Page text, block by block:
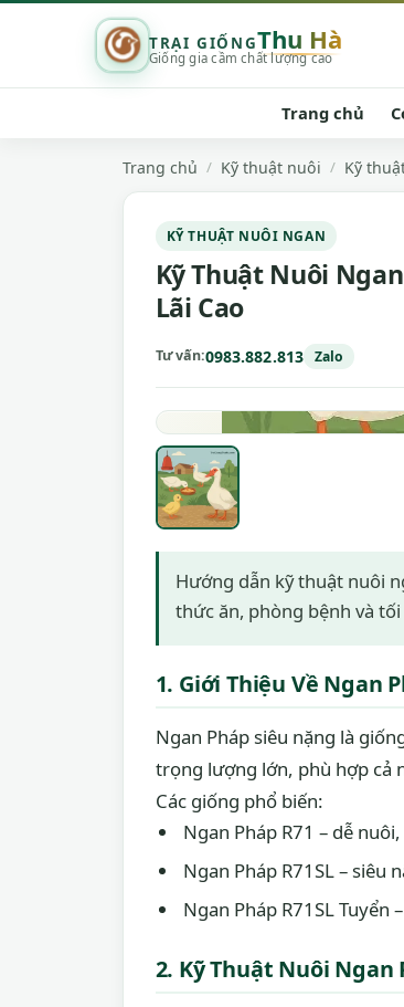
TRẠI GIỐNGThu Hà
Giống gia cầm chất lượng cao
Trang chủ
Trang chủ Kỹ thuật nuôi Kỹ
KỸ THUẬT NUÔI NGAN
Kỹ Thuật Nuôi
Lãi Cao
Tư vấn 0983.882.813 Zalo
Hướng dẫn kỹ thuật nuôi
thức ăn, phòng bệnh và
1. Giới Thiệu Về Ngan
Ngan Pháp siêu nặng là
trọng lượng lớn, phù hợp cả
Các giống phổ biến:
Ngan Pháp R71 – dễ
Ngan Pháp R71SL –
Ngan Pháp R71SL
2. Kỹ Thuật Nuôi Ngan